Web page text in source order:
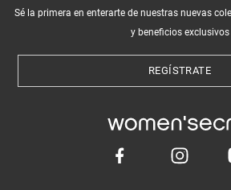
Sé la primera en enterarte de nuestras nuevas
y beneficios exclusivos
REGÍSTRATE